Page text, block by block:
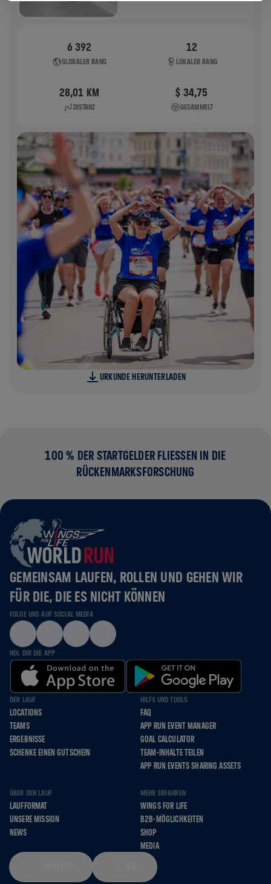
6 392
GLOBALER RANG
12
LOKALER RANG
28,01 KM
DISTANZ
$ 34,75
GESAMMELT
URKUNDE HERUNTERLADEN
100 % DER STARTGELDER FLIESSEN IN DIE R
ÜCKENMARKSFORSCHUNG
GEMEINSAM LAUFEN, ROLLEN UND GEHEN WIR
FÜR DIE, DIE ES NICHT KÖNNEN
FOLGE UNS AUF SOCIAL MEDIA
HOL DIR DIE APP
DER LAUF
LOCATIONS
TEAMS
ERGEBNISSE
SCHENKE EINEN GUTSCHEIN
HILFE UND TOOLS
FAQ
APP RUN EVENT MANAGER
GOAL CALCULATOR
TEAM-INHALTE TEILEN
APP RUN EVENTS SHARING ASSETS
ÜBER DEN LAUF
LAUFFORMAT
UNSERE MISSION
NEWS
MEHR ERFAHREN
WINGS FOR LIFE
B2B-MÖGLICHKEITEN
SHOP
MEDIA